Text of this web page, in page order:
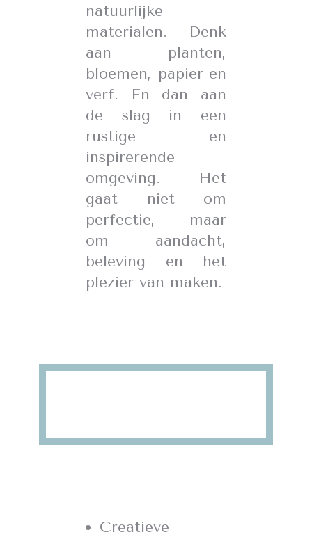
natuurlijke
materialen. Denk
aan planten,
bloemen, papier en
verf. En dan aan
de slag in een
rustige en
inspirerende
omgeving. Het
gaat niet om
perfectie, maar
om aandacht,
beleving en het
plezier van maken.
Creatieve